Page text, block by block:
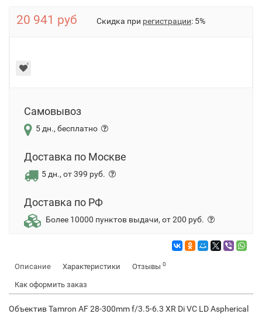
20 941 руб Скидка при регистрации: 5%
Самовывоз
5 дн., бесплатно
Доставка по Москве
5 дн., от 399 руб.
Доставка по РФ
Более 10000 пунктов выдачи, от 200 руб.
Описание Характеристики Отзывы 0
Как оформить заказ
Объектив Tamron AF 28-300mm f/3.5-6.3 XR Di VC LD Aspherical